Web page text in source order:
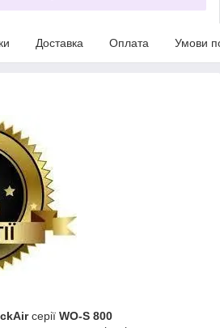
Доставка Оплата Умови
серії WO-S 800